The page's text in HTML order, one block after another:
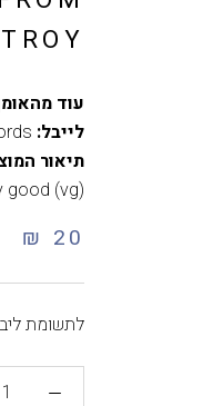
עוד
לייבל:
תיאור
good (vg)
20 ₪
לתשומת